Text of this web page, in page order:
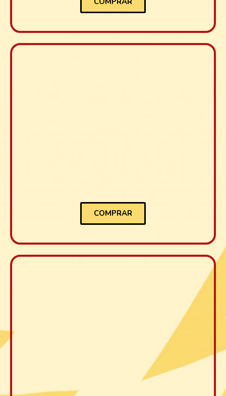
COMPRAR